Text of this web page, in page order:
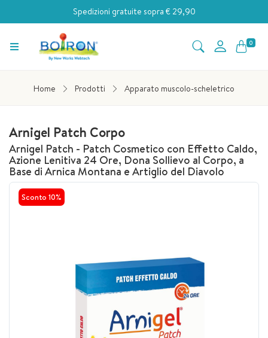
Spedizioni gratuite sopra € 29,90
0
Home Prodotti Apparato muscolo-scheletrico
Arnigel Patch Corpo
Arnigel Patch - Patch Cosmetico con Effetto Caldo,
Azione Lenitiva 24 Ore, Dona Sollievo al Corpo, a
Base di Arnica Montana e Artiglio del Diavolo
Sconto 10%